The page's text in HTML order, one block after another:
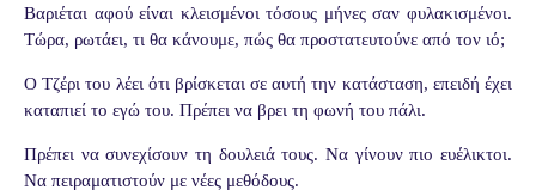
Βαριέται αφού είναι κλεισμένοι τόσους μήνες σαν φυλακισμένοι.
Τώρα, ρωτάει, τι θα κάνουμε, πώς θα προστατευτούνε από τον ιό;
Ο Τζέρι του λέει ότι βρίσκεται σε αυτή την κατάσταση, επειδή έχει
καταπιεί το εγώ του. Πρέπει να βρει τη φωνή του πάλι.
Πρέπει να συνεχίσουν τη δουλειά τους. Να γίνουν πιο ευέλικτοι.
Να πειραματιστούν με νέες μεθόδους.